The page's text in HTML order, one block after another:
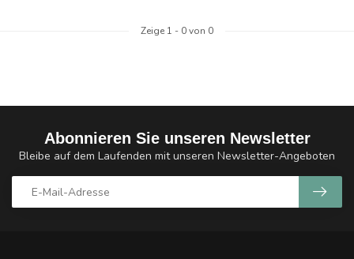
Zeige 1 - 0von 0
Abonnieren Sie unseren Newsletter
Bleibe auf dem Laufenden mit unseren Newsletter-Angeboten